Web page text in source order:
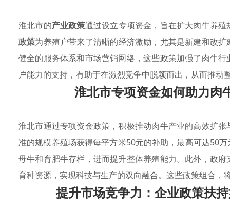
淮北市的产业政策通过设立专项资金，旨在扩大肉牛养
政策为养殖户带来了清晰的经济激励，尤其是新建和改
健全的服务体系和市场营销网络，这些政策加强了肉牛
户能力的支持，有助于在激烈竞争中脱颖而出，从而推动
淮北市专项资金如何助力肉
淮北市通过专项资金政策，积极推动肉牛产业的高效扩
准的规模养殖场获得每平方米50元的补助，最高可达50
母牛和育肥牛存栏，进而提升整体养殖能力。此外，政
育种资源，实现科技与生产的双向融合。这些政策组合
提升市场竞争力：企业政策扶